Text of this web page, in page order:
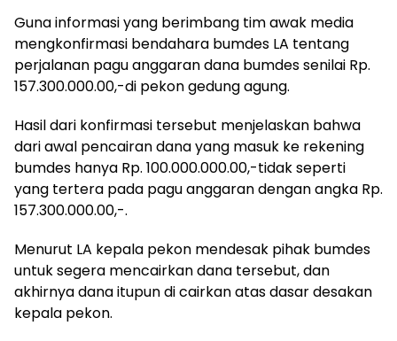
Guna informasi yang berimbang tim awak media
mengkonfirmasi bendahara bumdes LA tentang
perjalanan pagu anggaran dana bumdes senilai Rp.
157.300.000.00,-di pekon gedung agung.
Hasil dari konfirmasi tersebut menjelaskan bahwa
dari awal pencairan dana yang masuk ke rekening
bumdes hanya Rp. 100.000.000.00,-tidak seperti
yang tertera pada pagu anggaran dengan angka Rp.
157.300.000.00,-.
Menurut LA kepala pekon mendesak pihak bumdes
untuk segera mencairkan dana tersebut, dan
akhirnya dana itupun di cairkan atas dasar desakan
kepala pekon.